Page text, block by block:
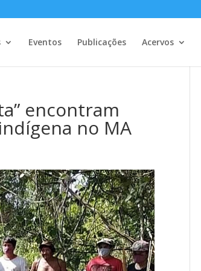
Eventos Publicações Acervos
encontram
no MA